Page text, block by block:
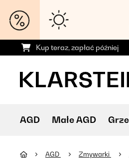
Kup teraz, zapłać później
AGD Małe AGD
AGD Zmywarki